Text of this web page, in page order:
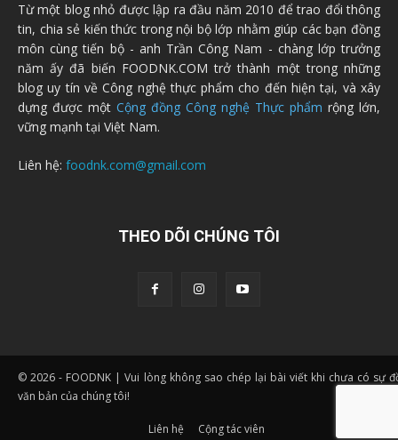
Từ một blog nhỏ được lập ra đầu năm 2010 để trao đổi thông
tin, chia sẻ kiến thức trong nội bộ lớp nhằm giúp các bạn đồng
môn cùng tiến bộ - anh Trần Công Nam - chàng lớp trưởng
năm ấy đã biến FOODNK.COM trở thành một trong những
blog uy tín về Công nghệ thực phẩm cho đến hiện tại, và xây
dựng được một Cộng đồng Công nghệ Thực phẩm rộng lớn,
vững mạnh tại Việt Nam.
Liên hệ: foodnk.com@gmail.com
THEO DÕI CHÚNG TÔI
© 2026 - FOODNK | Vui lòng không sao chép lại bài viết khi chưa có sự
văn bản của chúng tôi!
Liên hệ Cộng tác viên